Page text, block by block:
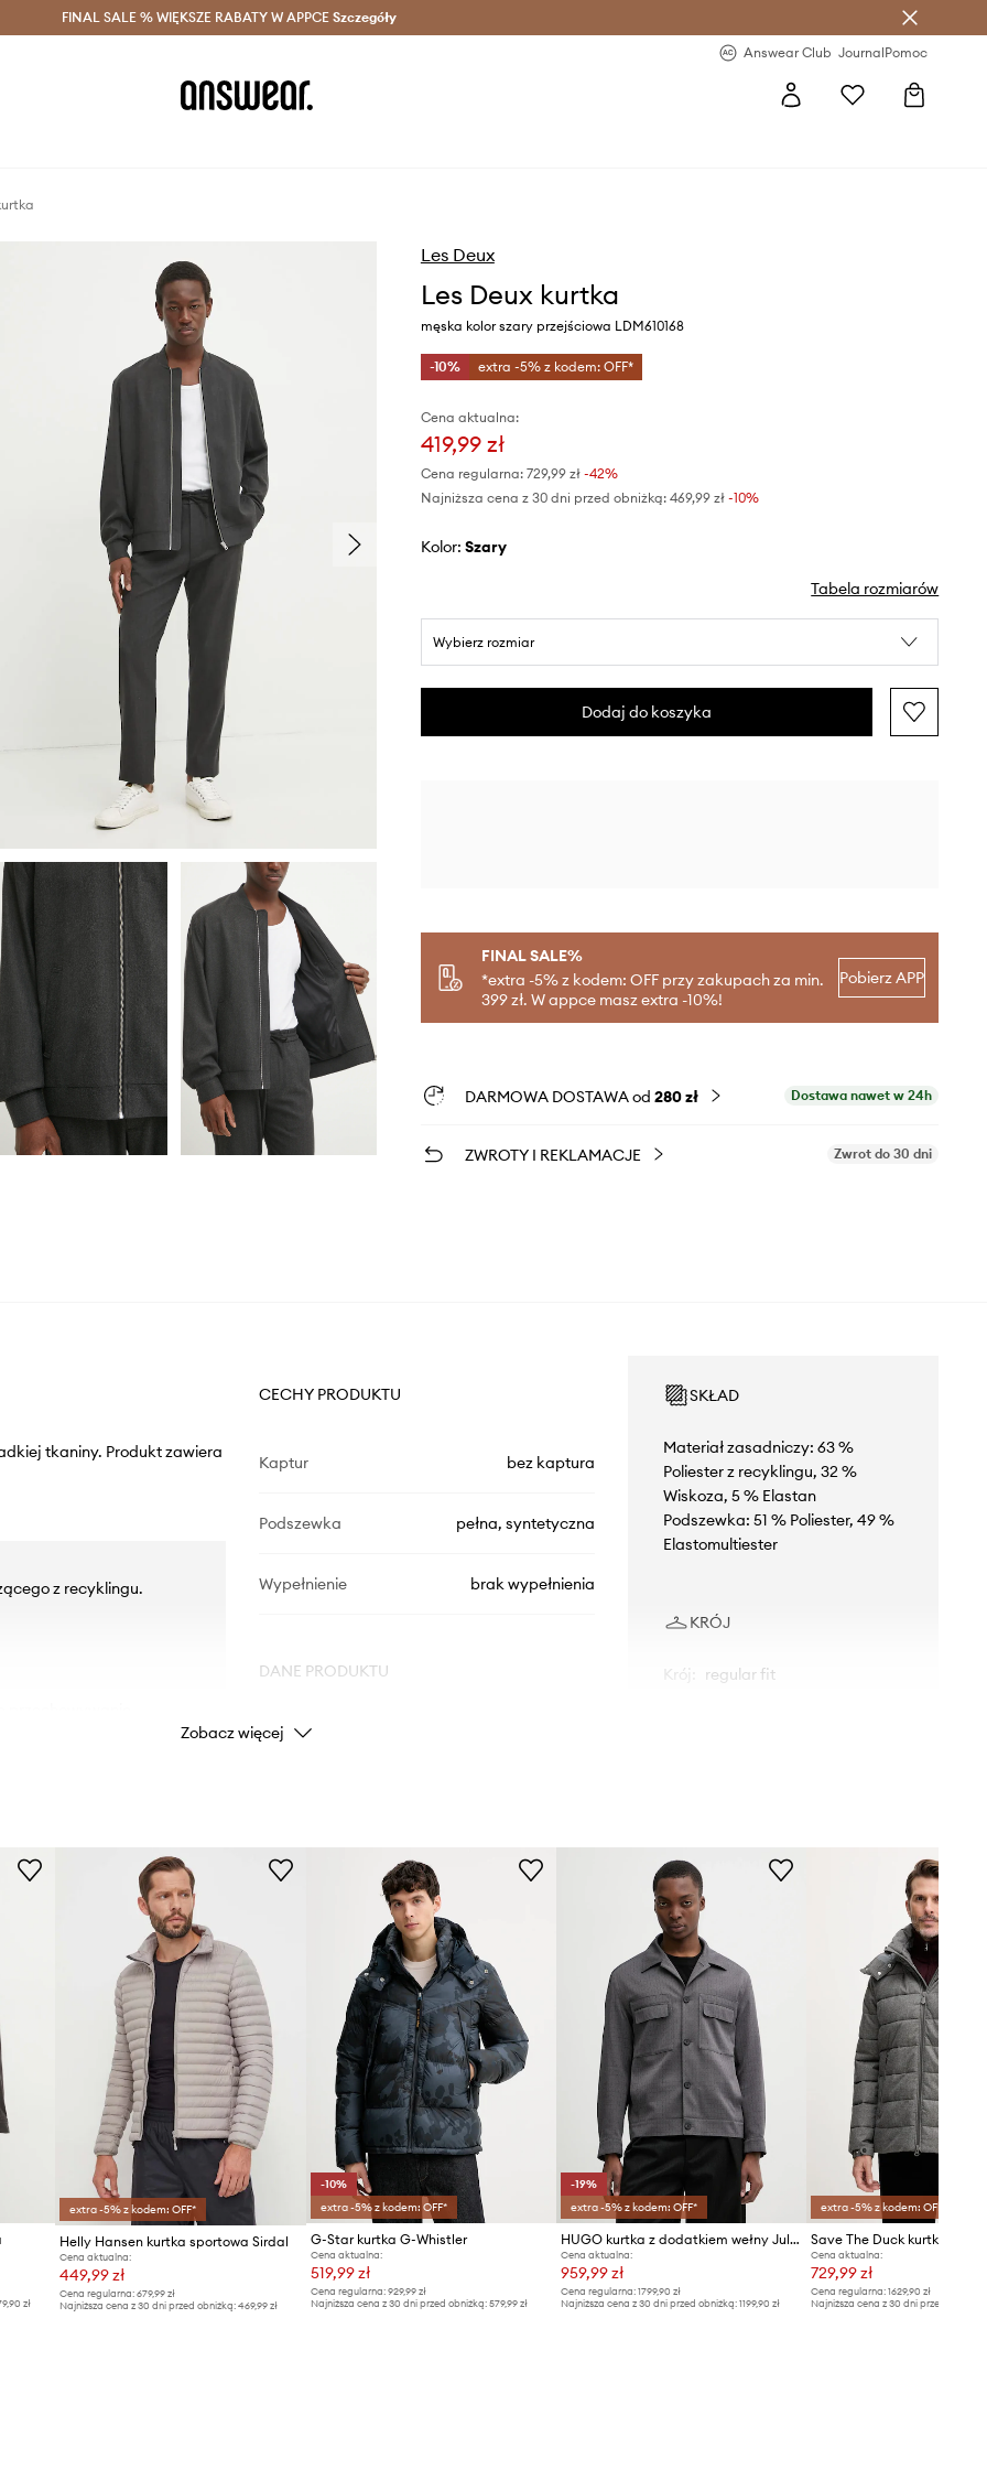
Oszczędzaj z Answear Club > Dostawa nawet w 24h >
FINAL SALE % WIĘKSZE RABATY W APPCE Szczegóły
Answear Club JournalPomoc
Les Deux
Les Deux kurtka
męska kolor szary przejściowa LDM610168
-10% extra -5% z kodem: OFF*
Cena aktualna:
419,99 zł
Cena regularna: 729,99 zł-42%
Najniższa cena z 30 dni przed obniżką: 469,99 zł -10%
Kolor: szary
Tabela rozmiarów
Wybierz rozmiar
Dodaj do koszyka
FINAL SALE%
*extra -5% z kodem: OFF przy zakupach za min.
399 zł. W appce masz extra -10%!
Pobierz APP
DARMOWA DOSTAWA od 280 zł Dostawa nawet w 24h
ZWROTY I REKLAMACJE Zwrot do 30 dni
tkaniny. Produkt zawiera
z recyklingu.
CECHY PRODUKTU
Kaptur bez kaptura
Podszewka pełna, syntetyczna
Wypełnienie brak wypełnienia
DANE PRODUKTU
Kod producenta
Kolor
ID Produktu
SKŁAD
Materiał zasadniczy: 63 %
Poliester z recyklingu, 32 %
Wiskoza, 5 % Elastan
Podszewka: 51 % Poliester, 49 %
Elastomultiester
KRÓJ
Krój regular fit
Zobacz więcej
zł
extra -5% z kodem: OFF*
Helly Hansen kurtka sportowa Sirdal
Cena aktualna:
449,99 zł
Cena regularna: 679,99 zł
Najniższa cena z 30 dni przed obniżką: 469,99 zł
-10%
extra -5% z kodem: OFF*
G-Star kurtka G-Whistler
Cena aktualna:
519,99 zł
Cena regularna: 929,99 zł
Najniższa cena z 30 dni przed obniżką: 579,99 zł
-19%
extra -5% z kodem: OFF*
HUGO kurtka z dodatkiem wełny Juliano243F1
Cena aktualna:
959,99 zł
Cena regularna:1799,90 zł
Najniższa cena z 30 dni przed obniżką:1199,90 zł
extra -5% z kodem: OFF*
Save The Duck kurtka
Cena aktualna:
729,99 zł
Cena regularna: 1629,90 zł
Najniższa cena z 30 dni przed obniżką: